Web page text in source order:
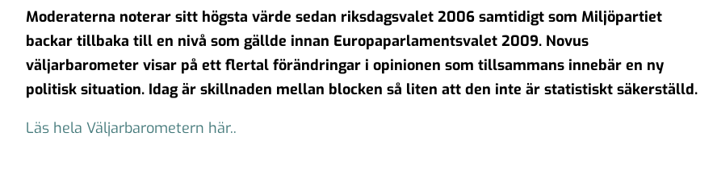
Moderaterna noterar sitt högsta värde sedan riksdagsvalet 2006 samtidigt som Miljöpartiet
backar tillbaka till en nivå som gällde innan Europaparlamentsvalet 2009. Novus
väljarbarometer visar på ett flertal förändringar i opinionen som tillsammans innebär en ny
politisk situation. Idag är skillnaden mellan blocken så liten att den inte är statistiskt säkerställd.
Läs hela Väljarbarometern här..